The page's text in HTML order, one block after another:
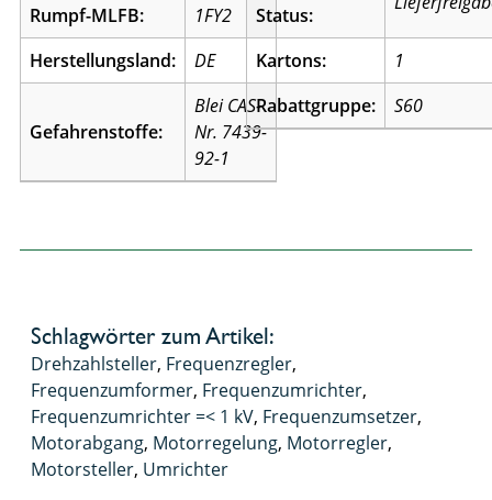
Rumpf-MLFB:
1FY2
Herstellungsland:
DE
Gefahrenstoffe:
Blei CAS-
Nr. 7439-
92-1
Status:
Kartons:
1
Rabattgruppe:
S60
Schlagwörter zum Artikel:
Drehzahlsteller, Frequenzregler,
Frequenzumformer, Frequenzumrichter,
Frequenzumrichter =< 1 kV, Frequenzumsetzer,
Motorabgang, Motorregelung, Motorregler,
Motorsteller, Umrichter